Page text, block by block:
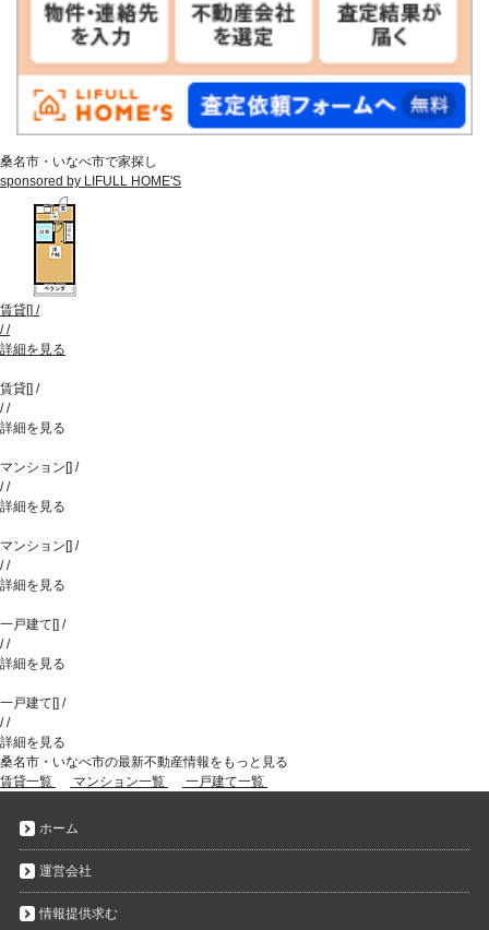
桑名市・いなべ市で家探し
sponsored by LIFULL HOME'S
賃貸[] /
//
詳細を見る
賃貸[] /
//
詳細を見る
マンション[] /
//
詳細を見る
マンション[] /
//
詳細を見る
一戸建て[] /
//
詳細を見る
一戸建て[] /
//
詳細を見る
桑名市・いなべ市の最新不動産情報をもっと見る
賃貸一覧
マンション一覧 一戸建て一覧
ホーム
運営会社
情報提供求む